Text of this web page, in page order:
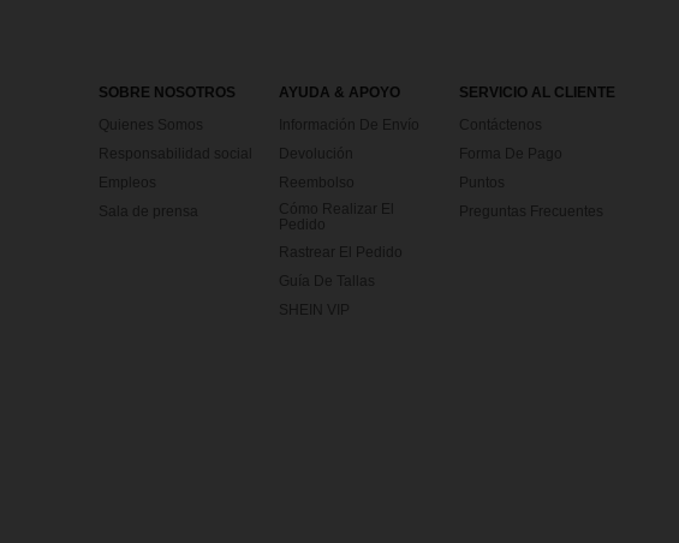
SOBRE NOSOTROS
Quienes Somos
Responsabilidad social
Empleos
Sala de prensa
AYUDA & APOYO
Información De Envío
Devolución
Reembolso
Cómo Realizar El
Pedido
Rastrear El Pedido
Guía De Tallas
SHEIN VIP
SERVICIO AL CLIENTE
Contáctenos
Forma De Pago
Puntos
Preguntas Frecuentes